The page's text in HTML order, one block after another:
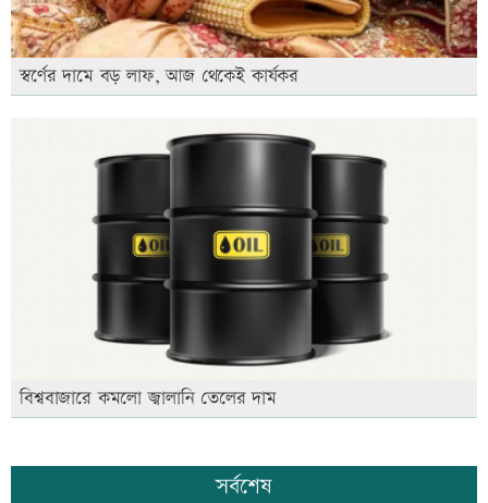
স্বর্ণের দামে বড় লাফ, আজ থেকেই কার্যকর
বিশ্ববাজারে কমলো জ্বালানি তেলের দাম
সর্বশেষ